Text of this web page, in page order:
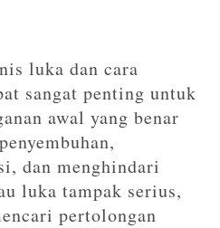
luka dan cara
sangat penting untuk
awal yang benar
dan menghindari
luka tampak serius,
pertolongan